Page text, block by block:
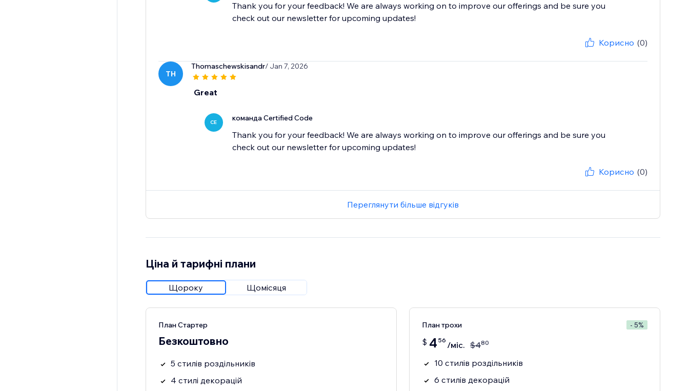
Thank you for your feedback! We are always working on to improve our offerings and be sure you
check out our newsletter for upcoming updates!
Корисно (0)
TH
Thomaschewskisandr/ Jan 7, 2026
Great
CE команда Certified Code
Thank you for your feedback! We are always working on to improve our offerings and be sure you
check out our newsletter for upcoming updates!
Корисно (0)
Переглянути більше відгуків
Ціна й тарифні плани
Щороку Щомісяця
План Стартер
Безкоштовно
5 стилів роздільників
4 стилі декорацій
План трохи - 5%
$ 4 56 /міс. $480
10 стилів роздільників
6 стилів декорацій